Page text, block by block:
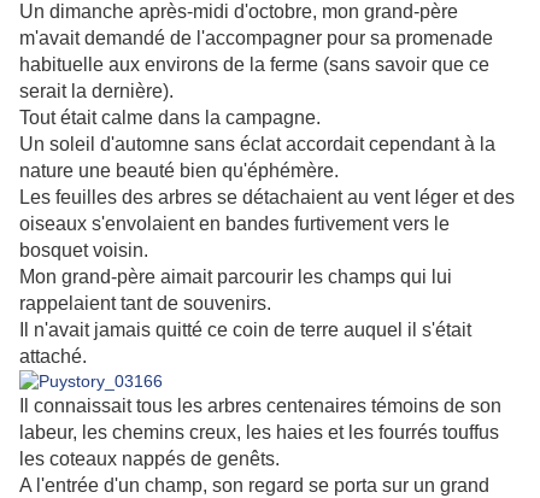
Un dimanche après-midi d'octobre, mon grand-père
m'avait demandé de l'accompagner pour sa promenade
habituelle aux environs de la ferme (sans savoir que ce
serait la dernière).
Tout était calme dans la campagne.
Un soleil d'automne sans éclat accordait cependant à la
nature une beauté bien qu'éphémère.
Les feuilles des arbres se détachaient au vent léger et des
oiseaux s'envolaient en bandes furtivement vers le
bosquet voisin.
Mon grand-père aimait parcourir les champs qui lui
rappelaient tant de souvenirs.
Il n'avait jamais quitté ce coin de terre auquel il s'était
attaché.
Il connaissait tous les arbres centenaires témoins de son
labeur, les chemins creux, les haies et les fourrés touffus
les coteaux nappés de genêts.
A l'entrée d'un champ, son regard se porta sur un grand